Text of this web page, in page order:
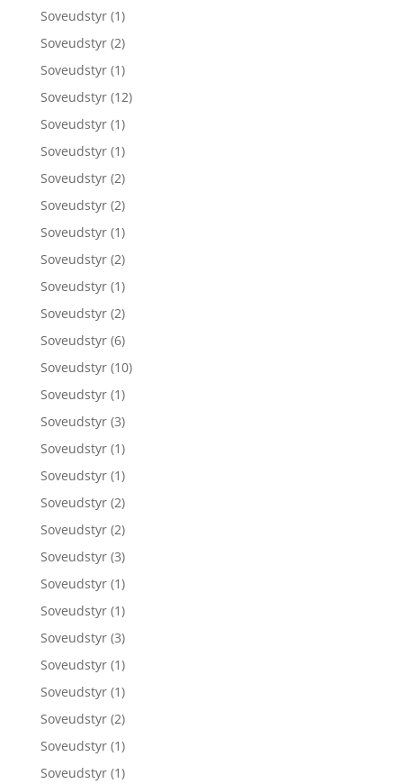
Soveudstyr (1)
Soveudstyr (2)
Soveudstyr (1)
Soveudstyr (12)
Soveudstyr (1)
Soveudstyr (1)
Soveudstyr (2)
Soveudstyr (2)
Soveudstyr (1)
Soveudstyr (2)
Soveudstyr (1)
Soveudstyr (2)
Soveudstyr (6)
Soveudstyr (10)
Soveudstyr (1)
Soveudstyr (3)
Soveudstyr (1)
Soveudstyr (1)
Soveudstyr (2)
Soveudstyr (2)
Soveudstyr (3)
Soveudstyr (1)
Soveudstyr (1)
Soveudstyr (3)
Soveudstyr (1)
Soveudstyr (1)
Soveudstyr (2)
Soveudstyr (1)
Soveudstyr (1)